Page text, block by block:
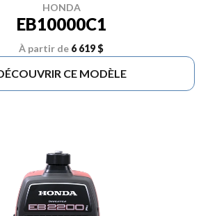
HONDA
EB10000C1
À partir de 6 619 $
CE MODÈLE